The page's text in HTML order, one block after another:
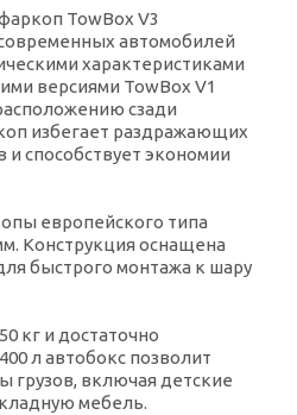
TowBox V3
автомобилей
характеристиками
версиями TowBox V1
сзади
избегает раздражающих
способствует экономии
европейского типа
Конструкция оснащена
быстрого монтажа к шару
кг и достаточно
л автобокс позволит
включая детские
мебель.